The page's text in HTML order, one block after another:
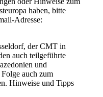
haben, bitte
Adresse:
der CMT in
auch teilgeführte
und
auch zum
Hinweise und Tipps